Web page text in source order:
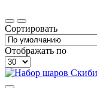
Сортировать
Отображать по